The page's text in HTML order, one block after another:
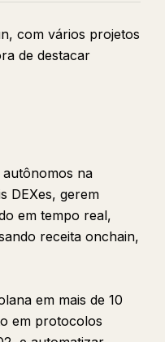
com vários projetos
de destacar
na
DEXes, gerem
em tempo real,
receita onchain,
em mais de 10
em protocolos